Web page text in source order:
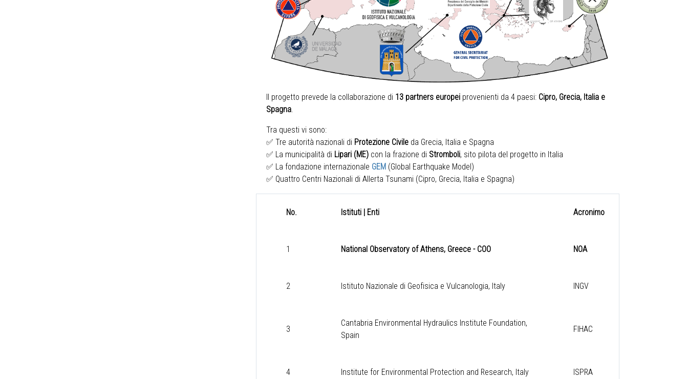
Il progetto prevede la collaborazione di 13 partners europei provenienti da 4 paesi: Cipro, Grecia, Italia e
Spagna.
Tra questi vi sono:
✅ Tre autorità nazionali di Protezione Civile da Grecia, Italia e Spagna
✅ La municipalità di Lipari (ME) con la frazione di Stromboli, sito pilota del progetto in Italia
✅ La fondazione internazionale GEM (Global Earthquake Model)
✅ Quattro Centri Nazionali di Allerta Tsunami (Cipro, Grecia, Italia e Spagna)
No. Istituti Enti Acronimo
1 National Observatory of Athens, Greece - COO NOA
2 Istituto Nazionale di Geofisica e Vulcanologia, Italy INGV
3
Cantabria Environmental Hydraulics Institute Foundation,
Spain
FIHAC
4 Institute for Environmental Protection and Research, Italy ISPRA